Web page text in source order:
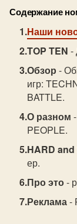
Содержание
Наши
TOP TEN -
Обзор -
игр:
BATTLE.
О разном
PEOPLE.
HARD and
ер.
Про это-
Реклама-